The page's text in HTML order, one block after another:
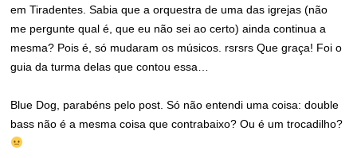
em Tiradentes. Sabia que a orquestra de uma das igrejas (não
me pergunte qual é, que eu não sei ao certo) ainda continua a
mesma? Pois é, só mudaram os músicos. rsrsrs Que graça! Foi o
guia da turma delas que contou essa…
Blue Dog, parabéns pelo post. Só não entendi uma coisa: double
bass não é a mesma coisa que contrabaixo? Ou é um trocadilho?